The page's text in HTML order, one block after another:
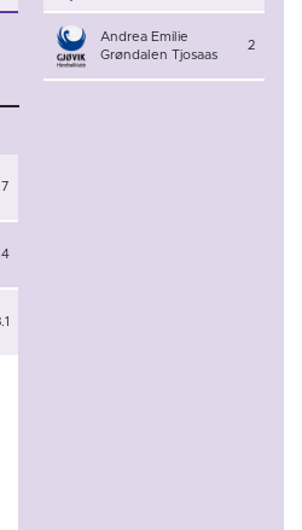
Andrea Emilie
Grøndalen Tjosaas
2